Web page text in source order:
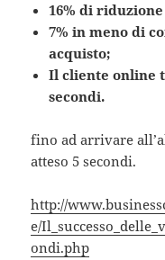
16% di
7% in meno di
acquisto;
Il cliente online
secondi.
fino ad arrivare
atteso 5 secondi.
http://
e/
ondi.php